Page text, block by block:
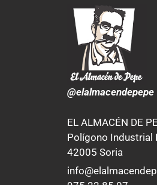
@elalmacendepepe
EL ALMACÉN DE
Polígono Industrial
42005 Soria